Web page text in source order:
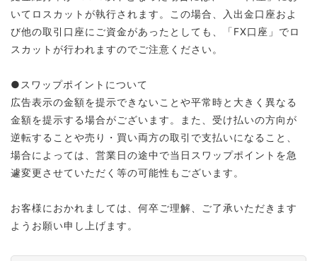
いてロスカットが執行されます。この場合、入出金口座およ
び他の取引口座にご資金があったとしても、「FX口座」でロ
スカットが行われますのでご注意ください。
●スワップポイントについて
広告表示の金額を提示できないことや平常時と大きく異なる
金額を提示する場合がございます。また、受け払いの方向が
逆転することや売り・買い両方の取引で支払いになること、
場合によっては、営業日の途中で当日スワップポイントを急
遽変更させていただく等の可能性もございます。
お客様におかれましては、何卒ご理解、ご了承いただきます
ようお願い申し上げます。